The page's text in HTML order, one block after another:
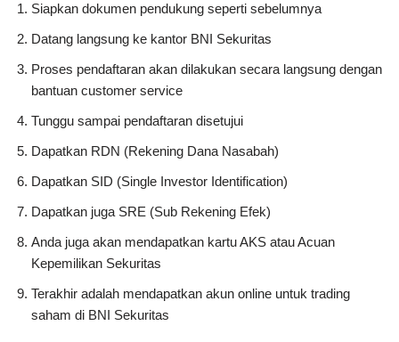
Siapkan dokumen pendukung seperti sebelumnya
Datang langsung ke kantor BNI Sekuritas
Proses pendaftaran akan dilakukan secara langsung dengan
bantuan customer service
Tunggu sampai pendaftaran disetujui
Dapatkan RDN (Rekening Dana Nasabah)
Dapatkan SID (Single Investor Identification)
Dapatkan juga SRE (Sub Rekening Efek)
Anda juga akan mendapatkan kartu AKS atau Acuan
Kepemilikan Sekuritas
Terakhir adalah mendapatkan akun online untuk trading
saham di BNI Sekuritas